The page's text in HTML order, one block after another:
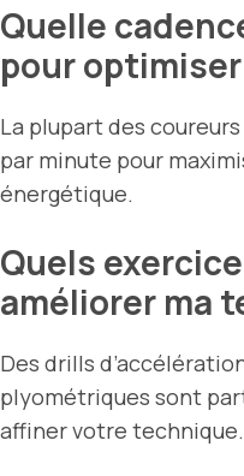
Quelle
pour
La plupart des
par minute pour
énergétique.
Quels
améliorer ma
Des drills
plyométriques sont
affiner votre technique.